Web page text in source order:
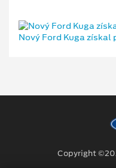
Copyright